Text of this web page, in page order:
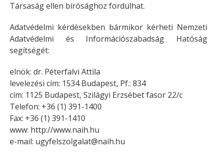
Társaság ellen bírósághoz fordulhat.
Adatvédelmi kérdésekben bármikor kérheti Nemzeti
Adatvédelmi és Információszabadság Hatóság
segítségét:
elnök: dr. Péterfalvi Attila
levelezési cím: 1534 Budapest, Pf.: 834
cím: 1125 Budapest, Szilágyi Erzsébet fasor 22/c
Telefon: +36 (1) 391-1400
Fax: +36 (1) 391-1410
www: http://www.naih.hu
e-mail: ugyfelszolgalat@naih.hu